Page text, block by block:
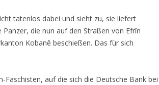
tatenlos dabei und sieht zu, sie liefert
die nun auf den Straßen von Efrîn
Kobanê beschießen. Das für sich
Faschisten, auf die sich die Deutsche Bank bei